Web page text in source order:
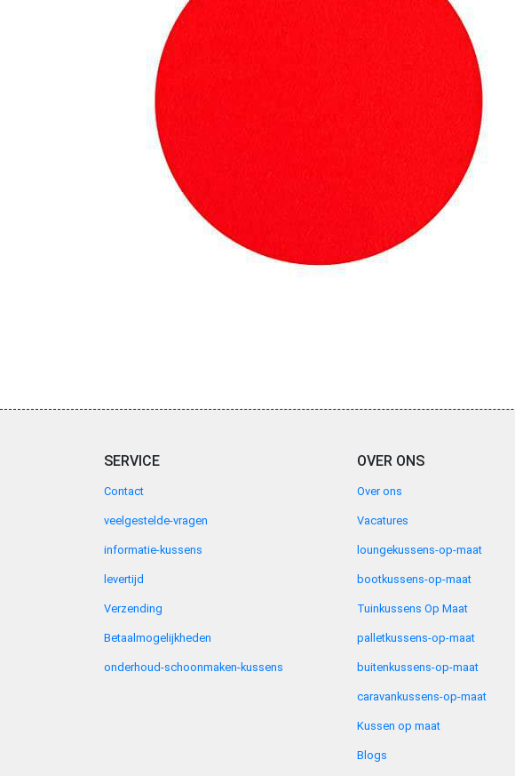
SERVICE
Contact
veelgestelde-vragen
informatie-kussens
levertijd
Verzending
Betaalmogelijkheden
onderhoud-schoonmaken-kussens
OVER ONS
Over ons
Vacatures
loungekussens-op-maat
bootkussens-op-maat
Tuinkussens Op Maat
palletkussens-op-maat
buitenkussens-op-maat
caravankussens-op-maat
Kussen op maat
Blogs